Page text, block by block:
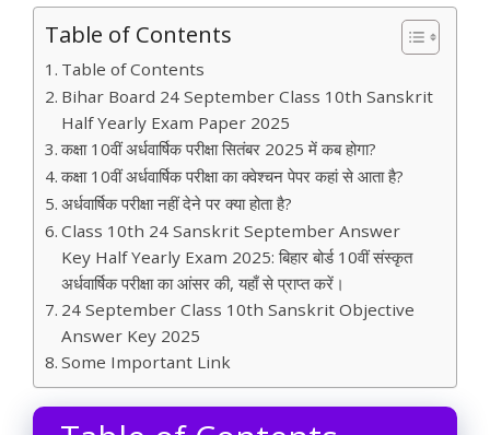
Table of Contents
Table of Contents
Bihar Board 24 September Class 10th Sanskrit
Half Yearly Exam Paper 2025
कक्षा 10वीं अर्धवार्षिक परीक्षा सितंबर 2025 में कब होगा?
कक्षा 10वीं अर्धवार्षिक परीक्षा का क्वेश्चन पेपर कहां से आता है?
अर्धवार्षिक परीक्षा नहीं देने पर क्या होता है?
Class 10th 24 Sanskrit September Answer
Key Half Yearly Exam 2025: बिहार बोर्ड 10वीं संस्कृत
अर्धवार्षिक परीक्षा का आंसर की, यहाँ से प्राप्त करें।
24 September Class 10th Sanskrit Objective
Answer Key 2025
Some Important Link